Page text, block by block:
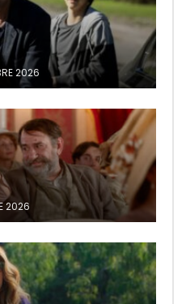
2026
2026